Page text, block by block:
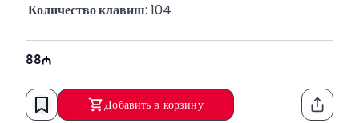
Количество клавиш: 104
88
Добавить в корзину